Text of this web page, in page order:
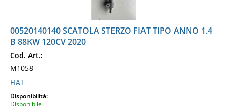
00520140140 SCATOLA STERZO FIAT TIPO ANNO 1.4
B 88KW 120CV 2020
Cod. Art.:
M1058
FIAT
Disponibilità:
Disponibile